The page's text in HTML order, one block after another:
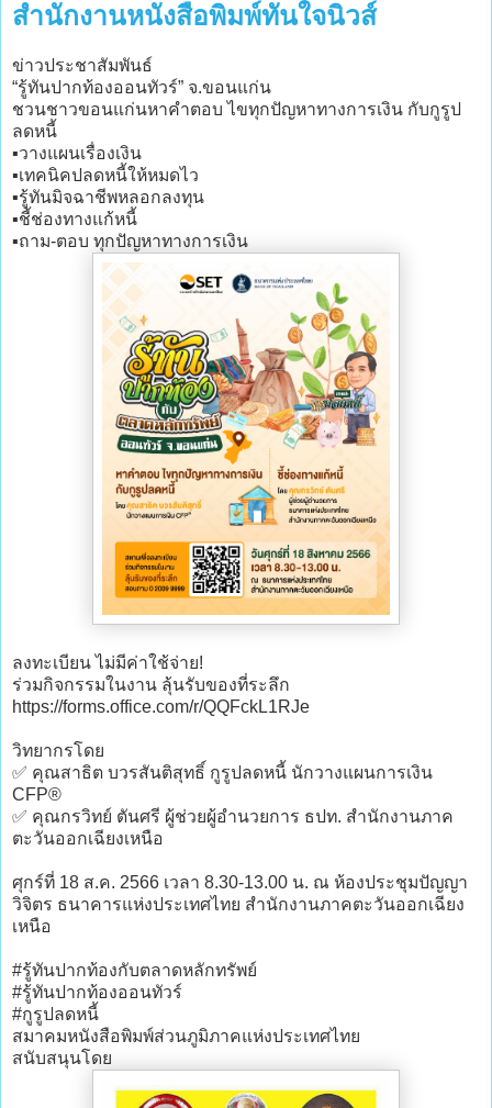
สำนักงานหนังสือพิมพ์ทันใจนิวส์
ข่าวประชาสัมพันธ์
“รู้ทันปากท้องออนทัวร์” จ.ขอนแก่น
ชวนชาวขอนแก่นหาคำตอบ ไขทุกปัญหาทางการเงิน กับกูรูป
ลดหนี้
▪️วางแผนเรื่องเงิน
▪️เทคนิคปลดหนี้ให้หมดไว
▪️รู้ทันมิจฉาชีพหลอกลงทุน
▪️ชี้ช่องทางแก้หนี้
▪️ถาม-ตอบ ทุกปัญหาทางการเงิน
ลงทะเบียน ไม่มีค่าใช้จ่าย!
ร่วมกิจกรรมในงาน ลุ้นรับของที่ระลึก
https://forms.office.com/r/QQFckL1RJe
วิทยากรโดย
✅ คุณสาธิต บวรสันติสุทธิ์ กูรูปลดหนี้ นักวางแผนการเงิน
CFP®
✅ คุณกรวิทย์ ตันศรี ผู้ช่วยผู้อำนวยการ ธปท. สำนักงานภาค
ตะวันออกเฉียงเหนือ
ศุกร์ที่ 18 ส.ค. 2566 เวลา 8.30-13.00 น. ณ ห้องประชุมปัญญา
วิจิตร ธนาคารแห่งประเทศไทย สำนักงานภาคตะวันออกเฉียง
เหนือ
#รู้ทันปากท้องกับตลาดหลักทรัพย์
#รู้ทันปากท้องออนทัวร์
#กูรูปลดหนี้
สมาคมหนังสือพิมพ์ส่วนภูมิภาคแห่งประเทศไทย
สนับสนุนโดย